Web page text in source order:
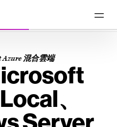
Azure 混合雲端
、